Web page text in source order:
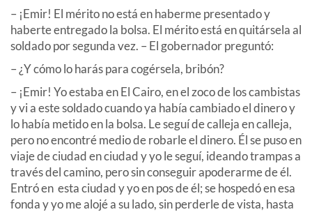
– ¡Emir! El mérito no está en haberme presentado y
haberte entregado la bolsa. El mérito está en quitársela al
soldado por segunda vez. – El gobernador preguntó:
– ¿Y cómo lo harás para cogérsela, bribón?
– ¡Emir! Yo estaba en El Cairo, en el zoco de los cambistas
y vi a este soldado cuando ya había cambiado el dinero y
lo había metido en la bolsa. Le seguí de calleja en calleja,
pero no encontré medio de robarle el dinero. Él se puso en
viaje de ciudad en ciudad y yo le seguí, ideando trampas a
través del camino, pero sin conseguir apoderarme de él.
Entró en esta ciudad y yo en pos de él; se hospedó en esa
fonda y yo me alojé a su lado, sin perderle de vista, hasta